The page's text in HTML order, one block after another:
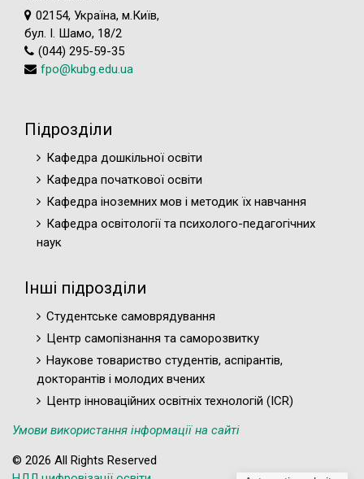
02154, Україна, м.Київ,
бул. І. Шамо, 18/2
(044) 295-59-35
fpo@kubg.edu.ua
Підрозділи
Кафедра дошкільної освіти
Кафедра початкової освіти
Кафедра іноземних мов і методик їх навчання
Кафедра освітології та психолого-педагогічних
наук
Інші підрозділи
Студентське самоврядування
Центр самопізнання та саморозвитку
Наукове товариство студентів, аспірантів,
докторантів і молодих вчених
Центр інноваційних освітніх технологій (ICR)
Умови використання інформації на сайті
© 2026 All Rights Reserved